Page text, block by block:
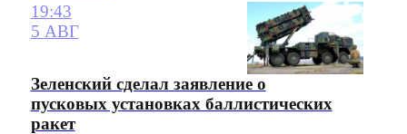
19:43
5 АВГ
Зеленский сделал заявление о
пусковых установках баллистических
ракет